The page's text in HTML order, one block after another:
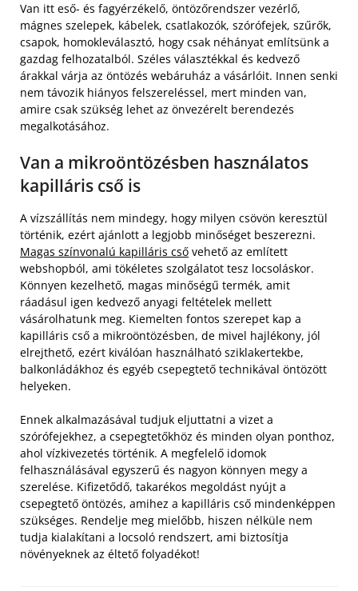
Van itt eső- és fagyérzékelő, öntözőrendszer vezérlő,
mágnes szelepek, kábelek, csatlakozók, szórófejek, szűrők,
csapok, homokleválasztó, hogy csak néhányat említsünk a
gazdag felhozatalból. Széles választékkal és kedvező
árakkal várja az öntözés webáruház a vásárlóit. Innen senki
nem távozik hiányos felszereléssel, mert minden van,
amire csak szükség lehet az önvezérelt berendezés
megalkotásához.
Van a mikroöntözésben használatos
kapilláris cső is
A vízszállítás nem mindegy, hogy milyen csövön keresztül
történik, ezért ajánlott a legjobb minőséget beszerezni.
Magas színvonalú kapilláris cső vehető az említett
webshopból, ami tökéletes szolgálatot tesz locsoláskor.
Könnyen kezelhető, magas minőségű termék, amit
ráadásul igen kedvező anyagi feltételek mellett
vásárolhatunk meg. Kiemelten fontos szerepet kap a
kapilláris cső a mikroöntözésben, de mivel hajlékony, jól
elrejthető, ezért kiválóan használható sziklakertekbe,
balkonládákhoz és egyéb csepegtető technikával öntözött
helyeken.
Ennek alkalmazásával tudjuk eljuttatni a vizet a
szórófejekhez, a csepegtetőkhöz és minden olyan ponthoz,
ahol vízkivezetés történik. A megfelelő idomok
felhasználásával egyszerű és nagyon könnyen megy a
szerelése. Kifizetődő, takarékos megoldást nyújt a
csepegtető öntözés, amihez a kapilláris cső mindenképpen
szükséges. Rendelje meg mielőbb, hiszen nélküle nem
tudja kialakítani a locsoló rendszert, ami biztosítja
növényeknek az éltető folyadékot!